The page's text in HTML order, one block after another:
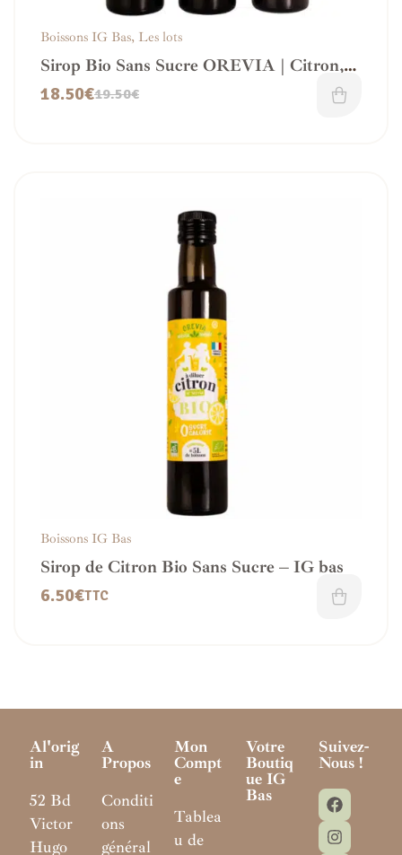
Boissons IG Bas, Les lots
Sirop Bio Sans Sucre OREVIA | Citron,
Menthe, Grenadine
19.50€
18.50€
Boissons IG Bas
Sirop de Citron Bio Sans Sucre – IG bas
6.50€TTC
Al'orig
In
52 Bd
Victor
Hugo
A
Propos
Conditi
ons
général
Mon
Compt
E
Tablea
u de
Votre
Boutiq
Ue IG
Bas
Suivez-
Nous !